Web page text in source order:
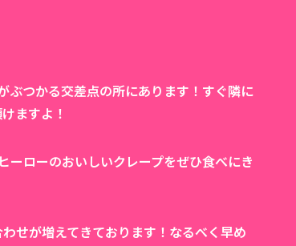
つかる交差点の所にあります！すぐ隣に
ますよ！
ーローのおいしいクレープをぜひ食べにき
せが増えてきております！なるべく早め